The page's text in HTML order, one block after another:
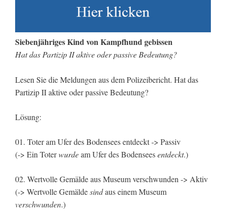
Siebenjähriges Kind von Kampfhund gebissen
Hat das Partizip II aktive oder passive Bedeutung?
Lesen Sie die Meldungen aus dem Polizeibericht. Hat das
Partizip II aktive oder passive Bedeutung?
Lösung:
01. Toter am Ufer des Bodensees entdeckt -> Passiv
(-> Ein Toterwurdeam Ufer des Bodenseesentdeckt.)
02. Wertvolle Gemälde aus Museum verschwunden -> Aktiv
(-> Wertvolle Gemäldesindaus einem Museum
verschwunden.)